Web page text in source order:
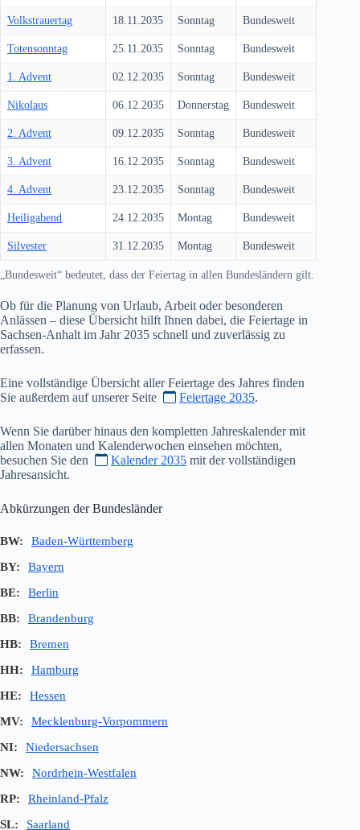
Volkstrauertag 18.11.2035 Sonntag Bundesweit
Totensonntag 25.11.2035 Sonntag Bundesweit
1. Advent 02.12.2035 Sonntag Bundesweit
Nikolaus 06.12.2035 Donnerstag Bundesweit
2. Advent 09.12.2035 Sonntag Bundesweit
3. Advent 16.12.2035 Sonntag Bundesweit
4. Advent 23.12.2035 Sonntag Bundesweit
Heiligabend 24.12.2035 Montag Bundesweit
Silvester 31.12.2035 Montag Bundesweit
„Bundesweit“ bedeutet, dass der Feiertag in allen Bundesländern gilt.
Ob für die Planung von Urlaub, Arbeit oder besonderen
Anlässen – diese Übersicht hilft Ihnen dabei, die Feiertage in
Sachsen-Anhalt im Jahr 2035 schnell und zuverlässig zu
erfassen.
Eine vollständige Übersicht aller Feiertage des Jahres finden
Sie außerdem auf unserer Seite
Feiertage 2035.
Wenn Sie darüber hinaus den kompletten Jahreskalender mit
allen Monaten und Kalenderwochen einsehen möchten,
besuchen Sie den
Kalender 2035 mit der vollständigen
Jahresansicht.
Abkürzungen der Bundesländer
BW:
Baden-Württemberg
BY:
Bayern
BE:
Berlin
BB:
Brandenburg
HB:
Bremen
HH:
Hamburg
HE:
Hessen
MV:
Mecklenburg-Vorpommern
NI:
Niedersachsen
NW:
Nordrhein-Westfalen
RP:
Rheinland-Pfalz
SL:
Saarland